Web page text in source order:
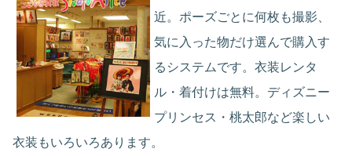
近。ポーズごとに何枚も撮影、
気に入った物だけ選んで購入す
るシステムです。衣装レンタ
ル・着付けは無料。ディズニー
プリンセス・桃太郎など楽しい
衣装もいろいろあります。